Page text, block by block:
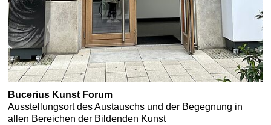
Bucerius Kunst Forum
Ausstellungsort des Austauschs und der Begegnung in
allen Bereichen der Bildenden Kunst